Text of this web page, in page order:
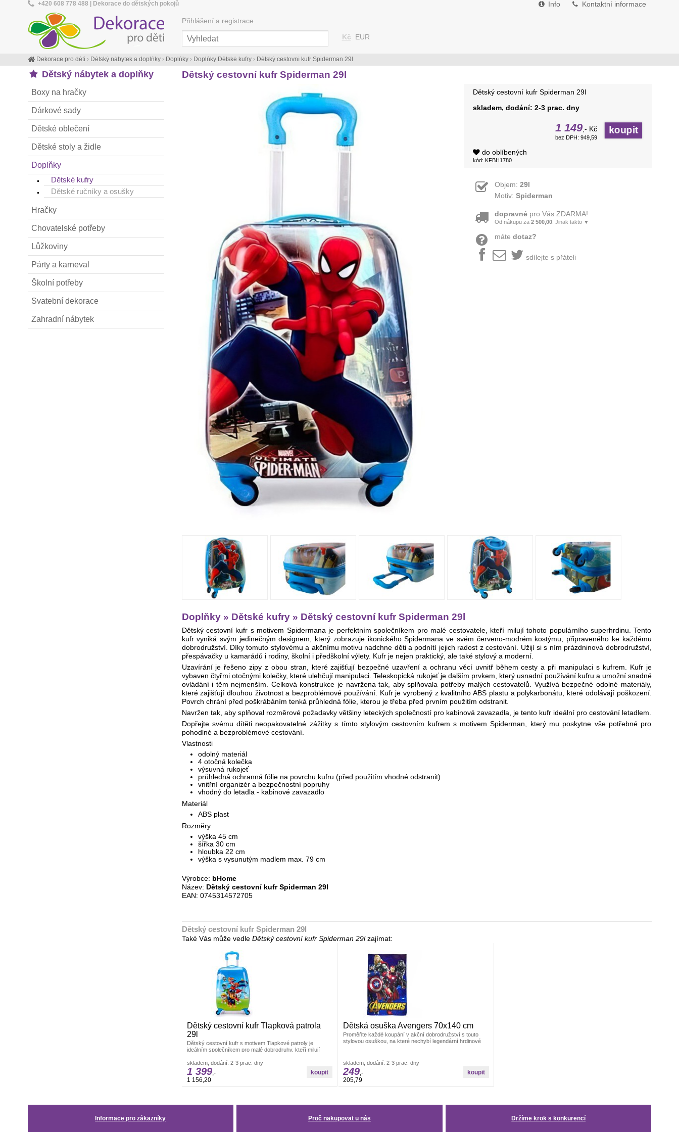
Dětský cestovní kufr Spiderman 29l
Dětský cestovní kufr Spiderman 29l
skladem, dodání: 2-3 prac. dny
1 149,- Kč
bez DPH: 949,59
do oblíbených
kód: KFBH1780
Objem:29l
Motiv:Spiderman
dopravné pro Vás ZDARMA!
Od nákupu za2 500,00 . Jinak takto ▼
mátedotaz?
sdílejte s přáteli
Doplňky » Dětské kufry » Dětský cestovní kufr Spiderman 29l
Dětský cestovní kufr s motivem Spidermana je perfektním společníkem pro malé cestovatele, kteří milují tohoto populárního superhrdinu. Tento
kufr vyniká svým jedinečným designem, který zobrazuje ikonického Spidermana ve svém červeno-modrém kostýmu, připraveného ke každému
dobrodružství. Díky tomuto stylovému a akčnímu motivu nadchne děti a podnítí jejich radost z cestování. Užijí si s ním prázdninová dobrodružství,
přespávačky u kamarádů i rodiny, školní i předškolní výlety. Kufr je nejen praktický, ale také stylový a moderní.
Uzavírání je řešeno zipy z obou stran, které zajišťují bezpečné uzavření a ochranu věcí uvnitř během cesty a při manipulaci s kufrem. Kufr je
vybaven čtyřmi otočnými kolečky, které ulehčují manipulaci. Teleskopická rukojeť je dalším prvkem, který usnadní používání kufru a umožní snadné
ovládání i těm nejmenším. Celková konstrukce je navržena tak, aby splňovala potřeby malých cestovatelů. Využívá bezpečné odolné materiály,
které zajišťují dlouhou životnost a bezproblémové používání. Kufr je vyrobený z kvalitního ABS plastu a polykarbonátu, které odolávají poškození.
Povrch chrání před poškrábáním tenká průhledná fólie, kterou je třeba před prvním použitím odstranit.
Navržen tak, aby splňoval rozměrové požadavky většiny leteckých společností pro kabinová zavazadla, je tento kufr ideální pro cestování letadlem.
Dopřejte svému dítěti neopakovatelné zážitky s tímto stylovým cestovním kufrem s motivem Spiderman, který mu poskytne vše potřebné pro
pohodlné a bezproblémové cestování.
Vlastnosti
odolný materiál
4 otočná kolečka
výsuvná rukojeť
průhledná ochranná fólie na povrchu kufru (před použitím vhodné odstranit)
vnitřní organizér a bezpečnostní popruhy
vhodný do letadla - kabinové zavazadlo
Materiál
ABS plast
Rozměry
výška 45 cm
šířka 30 cm
hloubka 22 cm
výška s vysunutým madlem max. 79 cm
Výrobce: bHome
Název: Dětský cestovní kufr Spiderman 29l
EAN: 0745314572705
Dětský cestovní kufr Spiderman 29l
Také Vás může vedle Dětský cestovní kufr Spiderman 29lzajímat:
Dětský cestovní kufr Tlapková patrola
29l
Dětský cestovní kufr s motivem Tlapkové patroly je
ideálním společníkem pro malé dobrodruhy, kteří milují
skladem, dodání: 2-3 prac. dny
1 399,-
1 156,20
Dětská osuška Avengers 70x140 cm
Proměňte každé koupání v akční dobrodružství s touto
stylovou osuškou, na které nechybí legendární hrdinové
skladem, dodání: 2-3 prac. dny
249,-
205,79
Dětský nábytek a doplňky
Boxy na hračky
Dárkové sady
Dětské oblečení
Dětské stoly a židle
Doplňky
Dětské kufry
Dětské ručníky a osušky
Hračky
Chovatelské potřeby
Lůžkoviny
Párty a karneval
Školní potřeby
Svatební dekorace
Zahradní nábytek
Info Kontaktní informace
Dekorace pro děti › Dětský nábytek a doplňky› Doplňky› Doplňky Dětské kufry› Dětský cestovní kufr Spiderman 29l
+420 608 778 488 | Dekorace do dětských pokojů
Kč EUR
Přihlášení a registrace
Informace pro zákazníky Proč nakupovat u nás Držíme krok s konkurencí